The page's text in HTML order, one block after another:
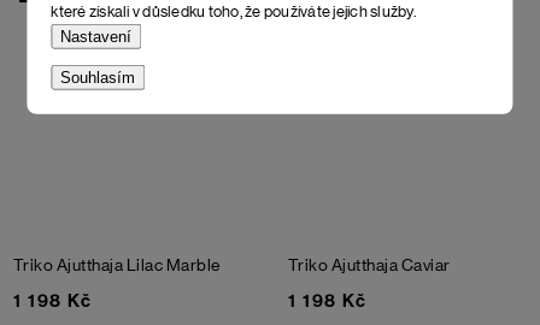
které získali v důsledku toho, že používáte jejich služby.
Nastavení
Souhlasím
Triko Ajutthaja Lilac Marble
1 198 Kč
Triko AjutthajaCaviar
1 198 Kč